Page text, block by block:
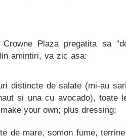
Plaza pregatita sa
amintiri, va zic asa:
distincte de salate (mi-au
si una cu avocado), toate
your own; plus dressing;
de mare, somon fume,